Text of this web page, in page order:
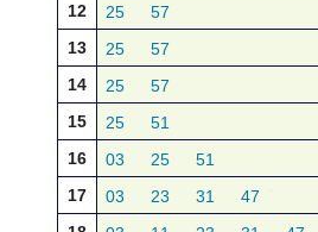
12
25 57
13
25 57
14
25 57
15
25 51
16
03 25 51
17
03 23 31 47